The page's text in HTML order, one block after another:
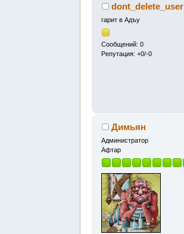
dont_delete_user
гарит в Адъу
Сообщений: 0
Репутация: +0/-0
Димьян
Администратор
Афтар